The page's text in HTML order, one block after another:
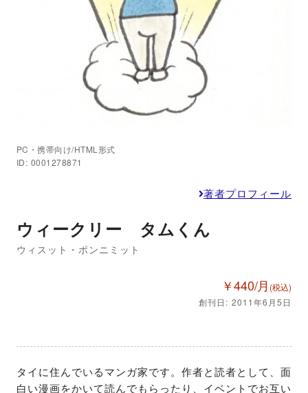
PC・携帯向け/HTML形式
ID: 0001278871
著者プロフィール
ウィークリー タムくん
ウィスット・ポンニミット
￥440/月 (税込)
創刊日: 2011年6月5日
タイに住んでいるマンガ家です。作者と読者として、面
白い漫画をかいて読んでもらったり、イベントでお互い